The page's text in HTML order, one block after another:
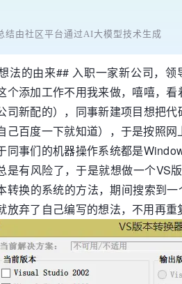
结由社区平台通过AI大模型技术生成
法的由来## 入职一家新公司，
这个添加工作不用我来做，嘻嘻，
司新配的），同事新建项目想把
自己百度一下就知道），于是按照
同事们的机器操作系统都是
是有风险了，于是就想做一个VS
转换的系统的方法，期间搜索到
放弃了自己编写的想法，不用再重